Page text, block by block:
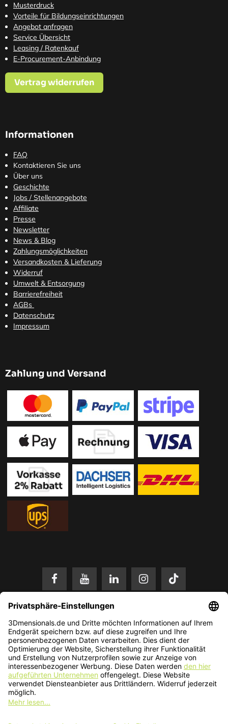
Musterdruck
Vorteile für Bildungseinrichtungen
Angebot anfragen
Service Übersicht
Leasing / Ratenkauf
E-Procurement-Anbindung
Vertrag widerrufen
Informationen
FAQ
Kontaktieren Sie uns
Über uns
Geschichte
Jobs / Stellenangebote
Affiliate
Presse
Newsletter
News & Blog
Zahlungsmöglichkeiten
Versandkosten & Lieferung
Widerruf
Umwelt & Entsorgung
Barrierefreiheit
AGBs
Datenschutz
Impressum
Zahlung und Versand
* Alle Preise in EUR inkl. gesetzl. Mehrwertsteuer zzgl. Versandkosten.
Änderungen und Irrtümer vorbehalten. Nur solange der Vorrat reicht.
© 2026 3Dmensionals / PONTIALIS GmbH & Co. KG - All Rights Reserved.​
Kundenbewertung